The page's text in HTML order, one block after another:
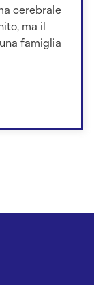
cerebrale
ma il
famiglia